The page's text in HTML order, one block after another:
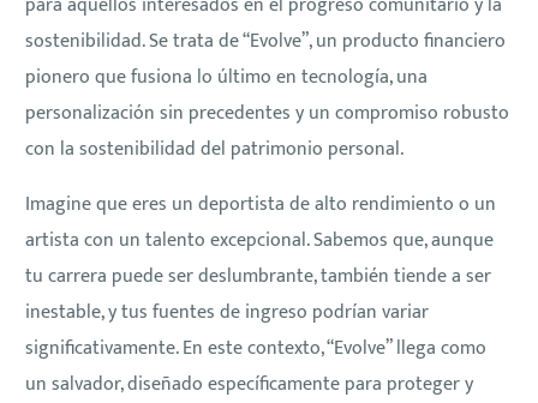
sostenibilidad. Se trata de “Evolve”, un producto financiero
pionero que fusiona lo último en tecnología, una
personalización sin precedentes y un compromiso robusto
con la sostenibilidad del patrimonio personal.
Imagine que eres un deportista de alto rendimiento o un
artista con un talento excepcional. Sabemos que, aunque
tu carrera puede ser deslumbrante, también tiende a ser
inestable, y tus fuentes de ingreso podrían variar
significativamente. En este contexto, “Evolve” llega como
un salvador, diseñado específicamente para proteger y